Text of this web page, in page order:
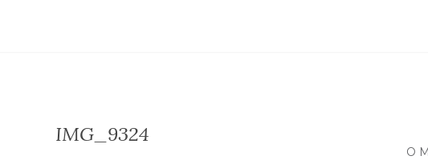
IMG_9324
O